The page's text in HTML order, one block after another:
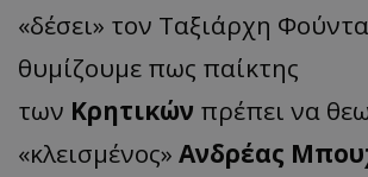
«δέσει» τον Ταξιάρχη
θυμίζουμε πως παίκτης
των Κρητικών πρέπει να
«κλεισμένος» Ανδρέας